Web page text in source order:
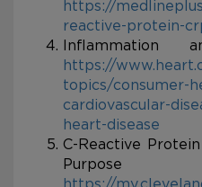
https://
reactive-protein-
Inflammation
https://
topics/consumer-
cardiovascular-
heart-disease
C-Reactive